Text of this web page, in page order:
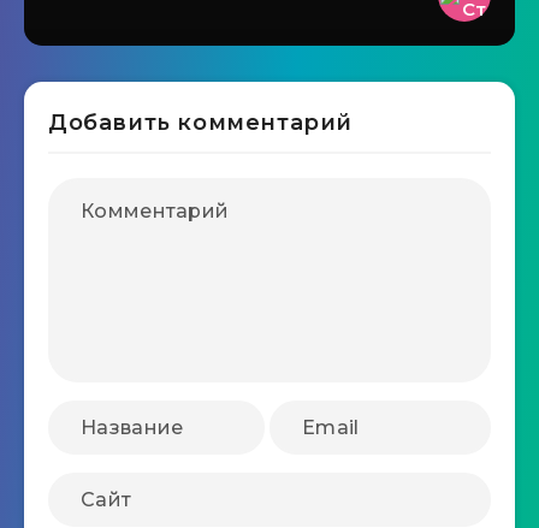
Добавить комментарий